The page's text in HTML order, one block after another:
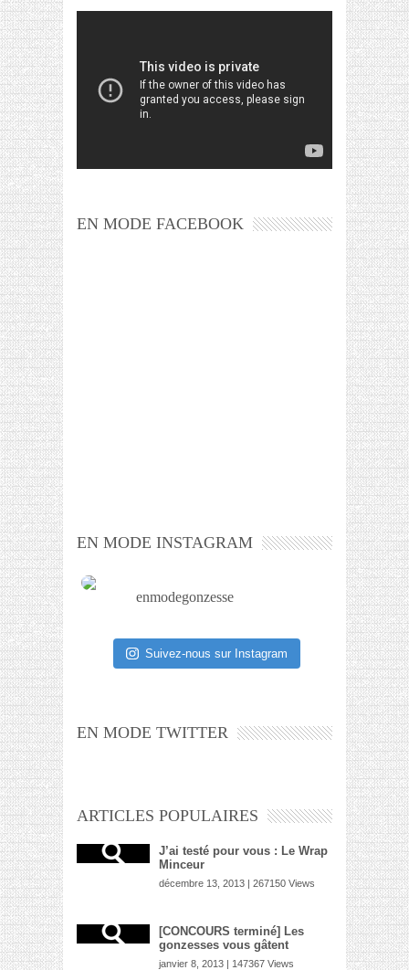
EN MODE FACEBOOK
EN MODE INSTAGRAM
enmodegonzesse
Suivez-nous sur Instagram
EN MODE TWITTER
ARTICLES POPULAIRES
J’ai testé pour vous : Le Wrap
Minceur
décembre 13, 2013 | 267150 Views
[CONCOURS terminé] Les
gonzesses vous gâtent
janvier 8, 2013 | 147367 Views